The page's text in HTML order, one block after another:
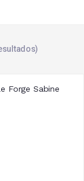
Forge Sabine